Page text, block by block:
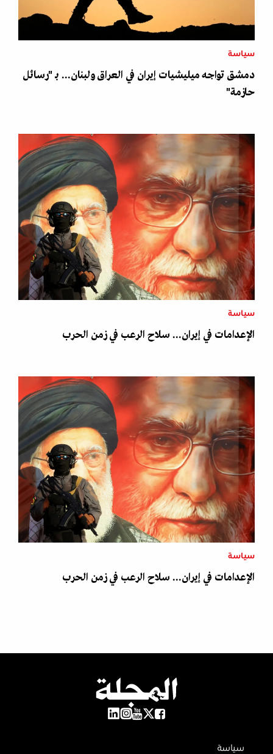
سياسة
دمشق تواجه ميليشيات إيران في العراق ولبنان... بـ "رسائل
حازمة"
سياسة
الإعدامات في إيران... سلاح الرعب في زمن الحرب
سياسة
الإعدامات في إيران... سلاح الرعب في زمن الحرب
سياسة